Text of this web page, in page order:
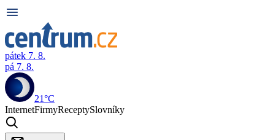
pátek 7. 8.
pá 7. 8.
21°C
InternetFirmyReceptySlovníky